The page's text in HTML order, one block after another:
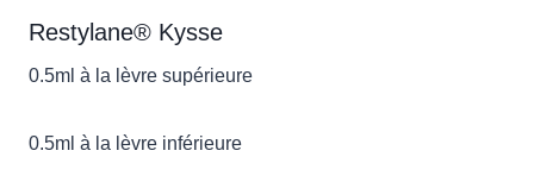
Restylane® Kysse
0.5ml à la lèvre supérieure
0.5ml à la lèvre inférieure